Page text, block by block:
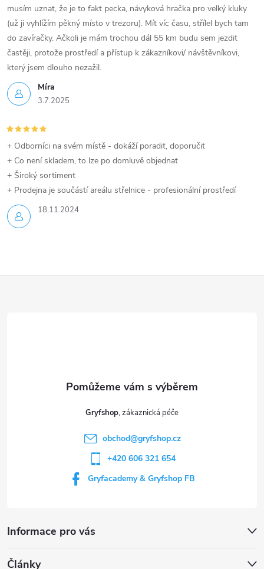
Míra
3.7.2025
musím uznat, že je to fakt pecka, návyková hračka pro velký kluky
(už ji vyhlížím pěkný místo v trezoru). Mít víc času, střílel bych tam
do zavíračky. Ačkoli je mám trochou dál 55 km budu sem jezdit
častěji, protože prostředí a přístup k zákazníkovi/ návštěvníkovi,
který jsem dlouho nezažil.
18.11.2024
+ Odborníci na svém místě - dokáží poradit, doporučit
+ Co není skladem, to lze po domluvě objednat
+ Široký sortiment
+ Prodejna je součástí areálu střelnice - profesionální prostředí
Informace pro vás
Gryfshop
obchod@gryfshop.cz
+420 606 321 654
Gryfacademy & Gryfshop FB
Články